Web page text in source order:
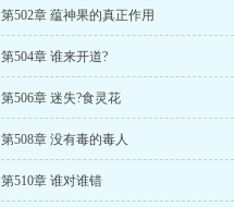
第502章 蕴神果的真正作用
第504章 谁来开道?
第506章 迷失?食灵花
第508章 没有毒的毒人
第510章 谁对谁错